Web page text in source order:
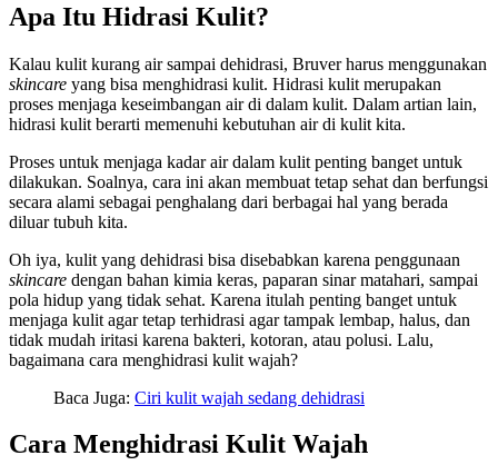
Apa Itu Hidrasi Kulit?
Kalau kulit kurang air sampai dehidrasi, Bruver harus menggunakan
skincare yang bisa menghidrasi kulit. Hidrasi kulit merupakan
proses menjaga keseimbangan air di dalam kulit. Dalam artian lain,
hidrasi kulit berarti memenuhi kebutuhan air di kulit kita.
Proses untuk menjaga kadar air dalam kulit penting banget untuk
dilakukan. Soalnya, cara ini akan membuat tetap sehat dan berfungsi
secara alami sebagai penghalang dari berbagai hal yang berada
diluar tubuh kita.
Oh iya, kulit yang dehidrasi bisa disebabkan karena penggunaan
skincare dengan bahan kimia keras, paparan sinar matahari, sampai
pola hidup yang tidak sehat. Karena itulah penting banget untuk
menjaga kulit agar tetap terhidrasi agar tampak lembap, halus, dan
tidak mudah iritasi karena bakteri, kotoran, atau polusi. Lalu,
bagaimana cara menghidrasi kulit wajah?
Baca Juga: Ciri kulit wajah sedang dehidrasi
Cara Menghidrasi Kulit Wajah